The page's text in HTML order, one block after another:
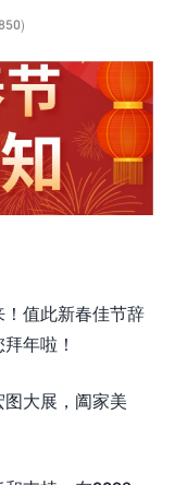
值此新春佳节辞
年啦！
大展，阖家美